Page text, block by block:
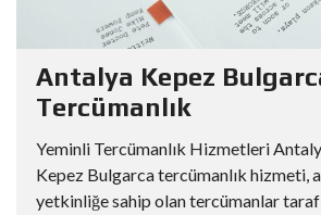
Antalya Kepez
Tercümanlık
Yeminli Tercümanlık Hizmetleri
Kepez Bulgarca tercümanlık hizmeti,
yetkinliğe sahip olan tercümanlar